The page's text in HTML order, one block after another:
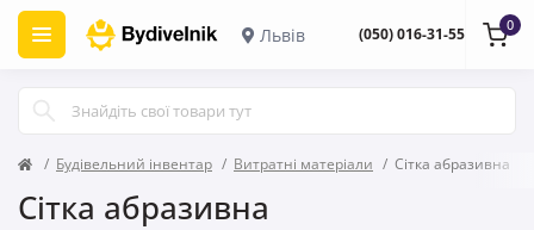
Львів (050) 016-31-55 0
Будівельний інвентар Витратні матеріали Сітка абразивна
Сітка абразивна